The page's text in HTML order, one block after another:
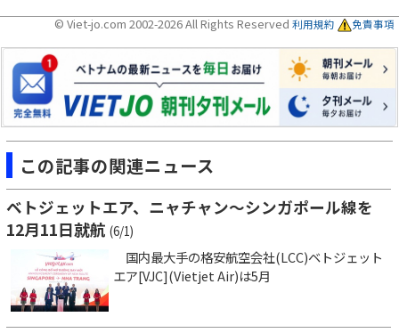
© Viet-jo.com 2002-2026 All Rights Reserved 利用規約 免責事項
この記事の関連ニュース
ベトジェットエア、ニャチャン～シンガポール線を
12月11日就航 (6/1)
国内最大手の格安航空会社(LCC)ベトジェット
エア[VJC](Vietjet Air)は5月